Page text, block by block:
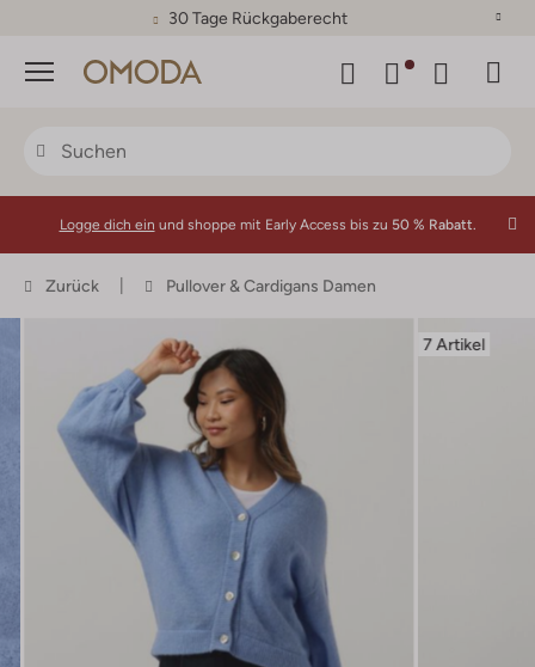
30 Tage Rückgaberecht
Menü
Logge dich ein und shoppe mit Early Access bis zu 50 % Rabatt.
Zurück Pullover & Cardigans Damen
7 Artikel